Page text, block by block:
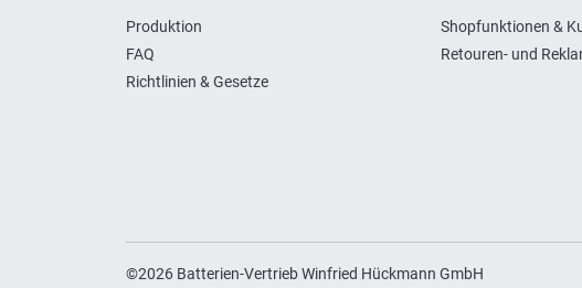
Produktion
FAQ
Richtlinien & Gesetze
Shopfunktionen &
Retouren- und
©2026 Batterien-Vertrieb Winfried Hückmann GmbH